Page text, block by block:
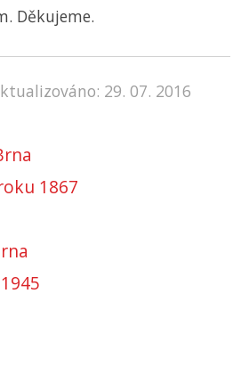
Děkujeme.
29. 07. 2016
1867